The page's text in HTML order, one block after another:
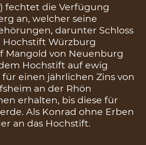
) fechtet die Verfügung
an, welcher seine
darunter Schloss
Hochstift Würzburg
Mangold von Neuenburg
Hochstift auf ewig
einen jährlichen Zins von
an der Rhön
erhalten, bis diese für
Als Konrad ohne Erben
an das Hochstift.